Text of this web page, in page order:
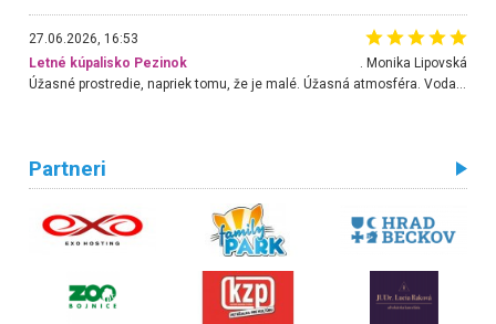
27.06.2026, 16:53
Letné kúpalisko Pezinok
. Monika Lipovská
Úžasné prostredie, napriek tomu, že je malé. Úžasná atmosféra. Voda fantastická a nádherná. Ľudí je pomerne veľa, ale su mili a ohľaduplní. Je veľmi zaujímavé sledovať, ako dokážu spolu športovať cudzí ľudia a bez ohľadu na vek. Vládne tu pohoda. Vnuka neviem dostať z vody. Ďakujem za krásny deň . Urcite sa sem vrátim. Jediný problém je s parkovaním, ale aj ten sa mi podarilo vyriešiť. Monika Bratislava
Partneri